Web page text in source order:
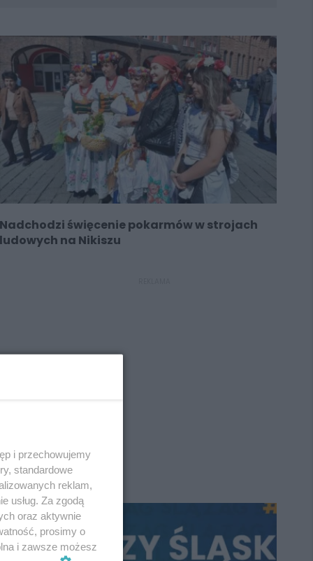
Nadchodzi święcenie pokarmów w strojach
ludowych na Nikiszu
i przechowujemy
standardowe
reklam,
usług. Za zgodą
oraz aktywnie
prosimy o
i zawsze możesz